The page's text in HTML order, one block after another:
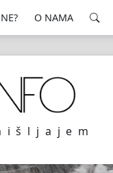
O NAMA